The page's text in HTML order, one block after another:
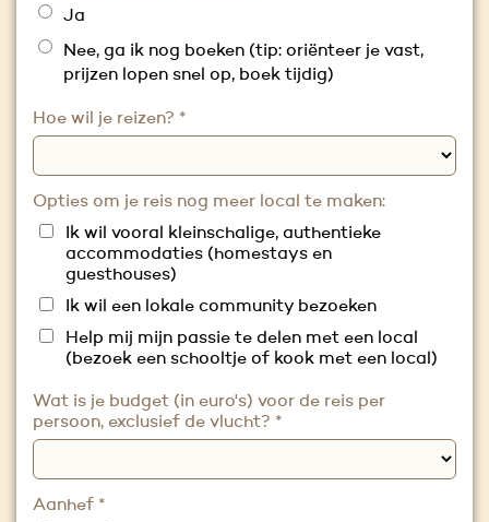
Ja
Nee, ga ik nog boeken (tip: oriënteer je vast,
prijzen lopen snel op, boek tijdig)
Hoe wil je reizen? *
Opties om je reis nog meer local te maken:
Ik wil vooral kleinschalige, authentieke
accommodaties (homestays en
guesthouses)
Ik wil een lokale community bezoeken
Help mij mijn passie te delen met een local
(bezoek een schooltje of kook met een local)
Wat is je budget (in euro's) voor de reis per
persoon, exclusief de vlucht? *
Aanhef *